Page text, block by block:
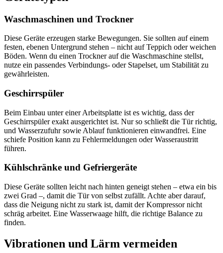
Waschmaschinen und Trockner
Diese Geräte erzeugen starke Bewegungen. Sie sollten auf einem
festen, ebenen Untergrund stehen – nicht auf Teppich oder weichen
Böden. Wenn du einen Trockner auf die Waschmaschine stellst,
nutze ein passendes Verbindungs- oder Stapelset, um Stabilität zu
gewährleisten.
Geschirrspüler
Beim Einbau unter einer Arbeitsplatte ist es wichtig, dass der
Geschirrspüler exakt ausgerichtet ist. Nur so schließt die Tür richtig,
und Wasserzufuhr sowie Ablauf funktionieren einwandfrei. Eine
schiefe Position kann zu Fehlermeldungen oder Wasseraustritt
führen.
Kühlschränke und Gefriergeräte
Diese Geräte sollten leicht nach hinten geneigt stehen – etwa ein bis
zwei Grad –, damit die Tür von selbst zufällt. Achte aber darauf,
dass die Neigung nicht zu stark ist, damit der Kompressor nicht
schräg arbeitet. Eine Wasserwaage hilft, die richtige Balance zu
finden.
Vibrationen und Lärm vermeiden